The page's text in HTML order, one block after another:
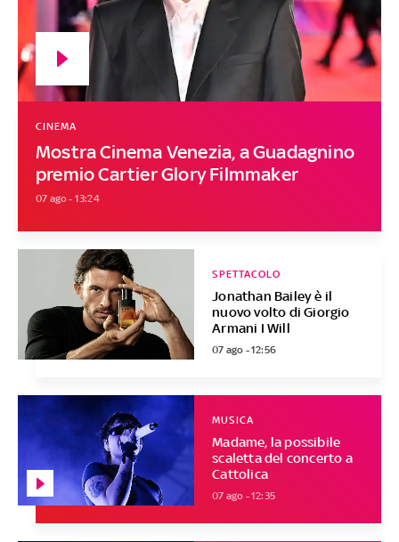
Mostra Cinema Venezia, a Guadagnino
premio Cartier Glory Filmmaker
CINEMA
07 ago - 13:24
Jonathan Bailey è il
nuovo volto di Giorgio
Armani I Will
SPETTACOLO
07 ago - 12:56
Madame, la possibile
scaletta del concerto a
Cattolica
MUSICA
07 ago - 12:35